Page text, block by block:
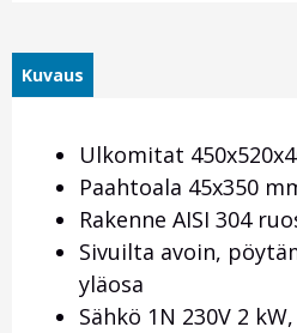
Kuvaus
Ulkomitat
Paahtoala 45x350
Rakenne AISI 304
Sivuilta avoin,
yläosa
Sähkö 1N 230V 2